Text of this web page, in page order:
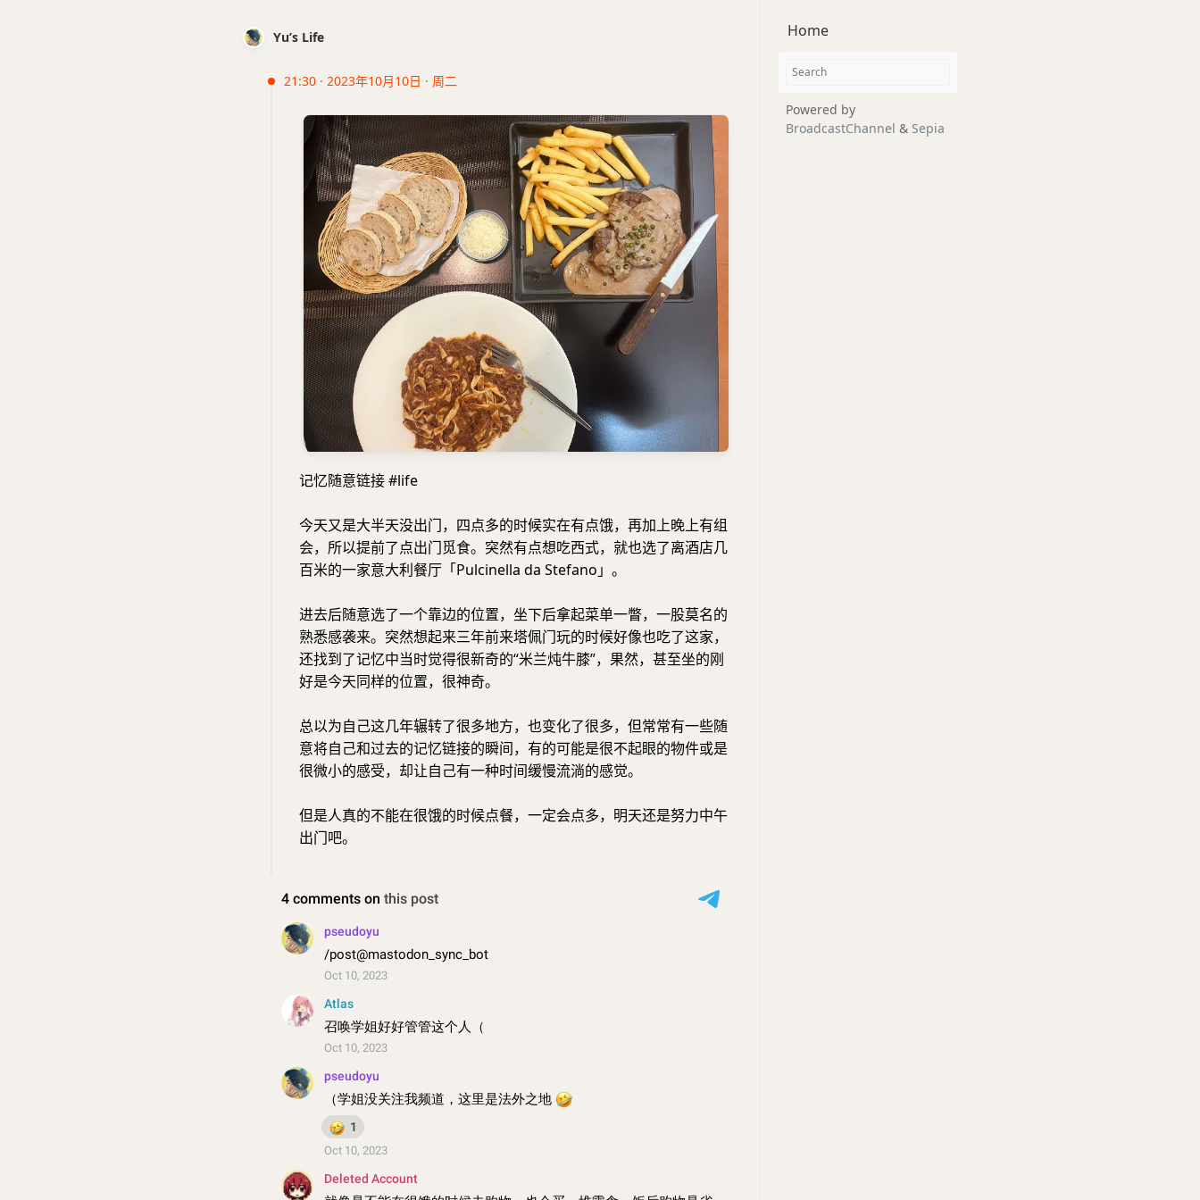
Yu’s Life
21:30 · 2023年10月10日 · 周二
记忆随意链接 #life
今天又是大半天没出门，四点多的时候实在有点饿，再加上晚上有组
会，所以提前了点出门觅食。突然有点想吃西式，就也选了离酒店几
百米的一家意大利餐厅「Pulcinella da Stefano」。
进去后随意选了一个靠边的位置，坐下后拿起菜单一瞥，一股莫名的
熟悉感袭来。突然想起来三年前来塔佩门玩的时候好像也吃了这家，
还找到了记忆中当时觉得很新奇的“米兰炖牛膝”，果然，甚至坐的刚
好是今天同样的位置，很神奇。
总以为自己这几年辗转了很多地方，也变化了很多，但常常有一些随
意将自己和过去的记忆链接的瞬间，有的可能是很不起眼的物件或是
很微小的感受，却让自己有一种时间缓慢流淌的感觉。
但是人真的不能在很饿的时候点餐，一定会点多，明天还是努力中午
出门吧。
Home
Powered by
BroadcastChannel & Sepia